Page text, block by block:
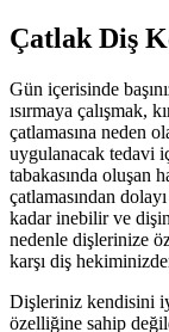
Çatlak Diş
Gün içerisinde
ısırmaya çalışmak,
çatlamasına neden
uygulanacak tedavi
tabakasında oluşan
çatlamasından
kadar inebilir ve
nedenle dişlerinize
karşı diş
Dişleriniz kendisini
özelliğine sahip